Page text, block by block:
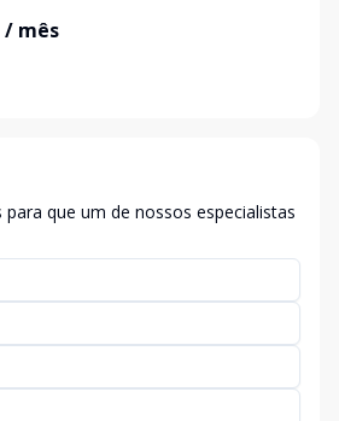
/ mês
que um de nossos especialistas